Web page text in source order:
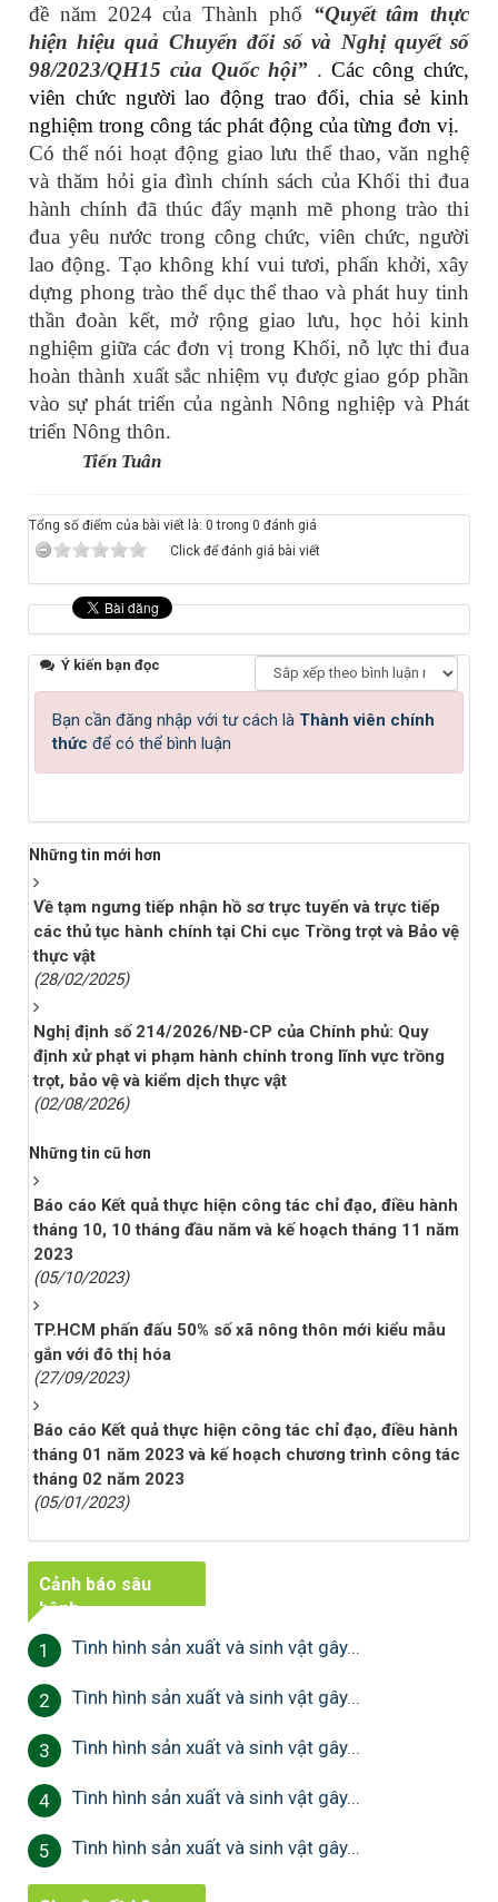
đề năm 2024 của Thành phố “Quyết tâm thực
hiện hiệu quả Chuyển đổi số và Nghị quyết số
98/2023/QH15 của Quốc hội” . Các công chức,
viên chức người lao động trao đổi, chia sẻ kinh
nghiệm trong công tác phát động của từng đơn vị.
Có thể nói hoạt động giao lưu thể thao, văn nghệ
và thăm hỏi gia đình chính sách của Khối thi đua
hành chính đã thúc đẩy mạnh mẽ phong trào thi
đua yêu nước trong công chức, viên chức, người
lao động. Tạo không khí vui tươi, phấn khởi, xây
dựng phong trào thể dục thể thao và phát huy tinh
thần đoàn kết, mở rộng giao lưu, học hỏi kinh
nghiệm giữa các đơn vị trong Khối, nỗ lực thi đua
hoàn thành xuất sắc nhiệm vụ được giao góp phần
vào sự phát triển của ngành Nông nghiệp và Phát
triển Nông thôn.
Tiến Tuân
Tổng số điểm của bài viết là: 0 trong 0 đánh giá
Click để đánh giá bài viết
Ý kiến bạn đọc
Bạn cần đăng nhập với tư cách là Thành viên chính
thức để có thể bình luận
Những tin mới hơn
Về tạm ngưng tiếp nhận hồ sơ trực tuyến và trực tiếp
các thủ tục hành chính tại Chi cục Trồng trọt và Bảo vệ
thực vật
(28/02/2025)
Nghị định số 214/2026/NĐ-CP của Chính phủ: Quy
định xử phạt vi phạm hành chính trong lĩnh vực trồng
trọt, bảo vệ và kiểm dịch thực vật
(02/08/2026)
Những tin cũ hơn
Báo cáo Kết quả thực hiện công tác chỉ đạo, điều hành
tháng 10, 10 tháng đầu năm và kế hoạch tháng 11 năm
2023
(05/10/2023)
TP.HCM phấn đấu 50% số xã nông thôn mới kiểu mẫu
gắn với đô thị hóa
(27/09/2023)
Báo cáo Kết quả thực hiện công tác chỉ đạo, điều hành
tháng 01 năm 2023 và kế hoạch chương trình công tác
tháng 02 năm 2023
(05/01/2023)
Cảnh báo sâu
bệnh
1 Tình hình sản xuất và sinh vật gây...
2 Tình hình sản xuất và sinh vật gây...
3 Tình hình sản xuất và sinh vật gây...
4 Tình hình sản xuất và sinh vật gây...
5 Tình hình sản xuất và sinh vật gây...